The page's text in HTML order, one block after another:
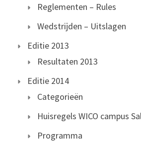
Reglementen – Rules
Wedstrijden – Uitslagen
Editie 2013
Resultaten 2013
Editie 2014
Categorieën
Huisregels WICO campus
Programma